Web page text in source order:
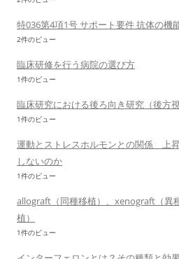
特036第4項1号 サポート要件 抗体の機
2件のビュー
臨床研修を行う病院の選び方
1件のビュー
臨床研究における後ろ向き研究（後方
1件のビュー
運動とストレスホルモンとの関係 上
しないのか
1件のビュー
allograft（同種移植）、xenograft（異
植）
1件のビュー